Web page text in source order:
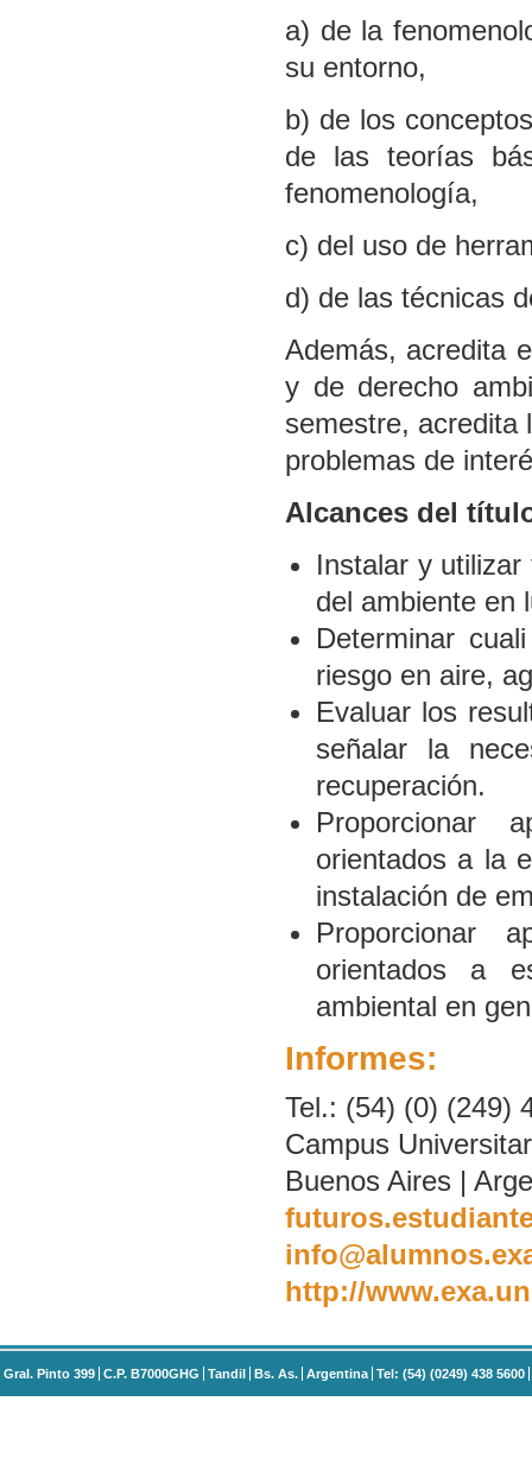
a) de la
su entorno,
b) de los
de las teorías
fenomenología,
c) del uso de
d) de las técnicas
Además, acredita
y de derecho
semestre, acredita
problemas de
Alcances del
Instalar y
del ambiente en
Determinar
riesgo en aire,
Evaluar los
señalar la
recuperación.
Proporcionar
orientados a la
instalación de
Proporcionar
orientados a
ambiental en
Informes:
Tel.: (54) (0) (249)
Campus
Buenos Aires |
http://
Gral. Pinto 399 C.P. B7000GHG Tandil Bs. As. Argentina Tel: (54) (0249) 438 5600